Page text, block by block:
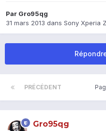
Par Gro95qg
31 mars 2013 dans Sony Xperia
PRÉCÉDENT
Gro95qg